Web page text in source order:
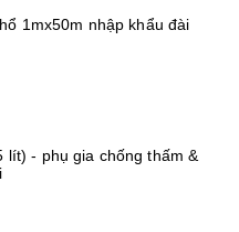
1mx50m nhập khẩu đài
lít) - phụ gia chống thấm &